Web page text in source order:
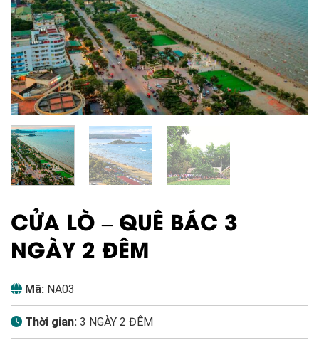
CỬA LÒ – QUÊ BÁC 3
NGÀY 2 ĐÊM
Mã: NA03
Thời gian: 3 NGÀY 2 ĐÊM